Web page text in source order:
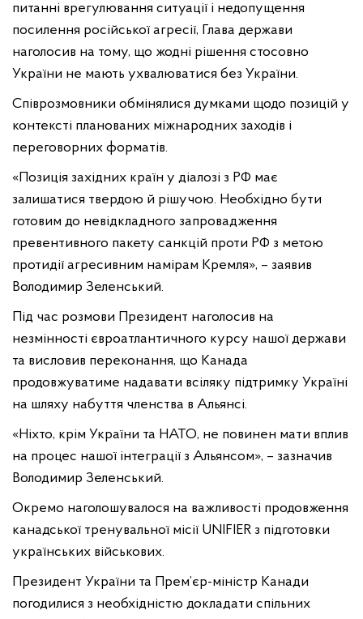
питанні врегулювання ситуації і недопущення
посилення російської агресії, Глава держави
наголосив на тому, що жодні рішення стосовно
України не мають ухвалюватися без України.
Співрозмовники обмінялися думками щодо позицій у
контексті планованих міжнародних заходів і
переговорних форматів.
«Позиція західних країн у діалозі з РФ має
залишатися твердою й рішучою. Необхідно бути
готовим до невідкладного запровадження
превентивного пакету санкцій проти РФ з метою
протидії агресивним намірам Кремля», – заявив
Володимир Зеленський.
Під час розмови Президент наголосив на
незмінності євроатлантичного курсу нашої держави
та висловив переконання, що Канада
продовжуватиме надавати всіляку підтримку Україні
на шляху набуття членства в Альянсі.
«Ніхто, крім України та НАТО, не повинен мати вплив
на процес нашої інтеграції з Альянсом», – зазначив
Володимир Зеленський.
Окремо наголошувалося на важливості продовження
канадської тренувальної місії UNIFIER з підготовки
українських військових.
Президент України та Прем’єр-міністр Канади
погодилися з необхідністю докладати спільних